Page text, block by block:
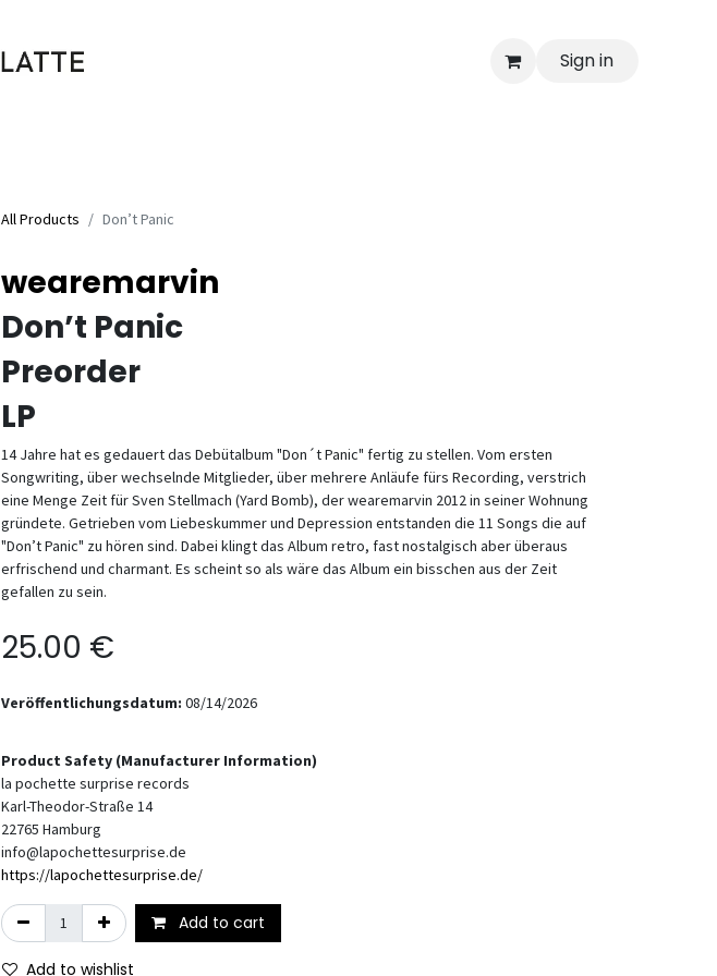
Sign in
All Products Don’t Panic
wearemarvin
Don’t Panic
Preorder
LP
14 Jahre hat es gedauert das Debütalbum "Don´t Panic" fertig zu stellen. Vom ersten
Songwriting, über wechselnde Mitglieder, über mehrere Anläufe fürs Recording, verstrich
eine Menge Zeit für Sven Stellmach (Yard Bomb), der wearemarvin 2012 in seiner Wohnung
gründete. Getrieben vom Liebeskummer und Depression entstanden die 11 Songs die auf
"Don’t Panic" zu hören sind. Dabei klingt das Album retro, fast nostalgisch aber überaus
erfrischend und charmant. Es scheint so als wäre das Album ein bisschen aus der Zeit
gefallen zu sein.
25.00 €
Veröffentlichungsdatum: 08/14/2026
Product Safety (Manufacturer Information)
la pochette surprise records
Karl-Theodor-Straße 14
22765 Hamburg
info@lapochettesurprise.de
https://lapochettesurprise.de/
Add to cart
Add to wishlist